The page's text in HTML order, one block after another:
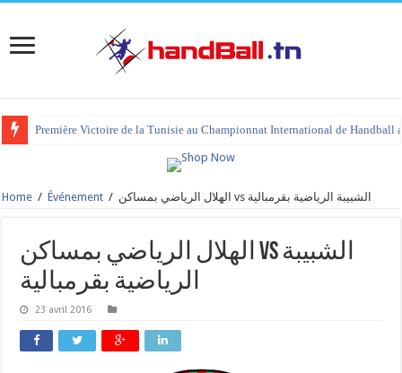
Première Victoire de la Tunisie au Championnat International de Handball
Home / Événement / الهلال الرياضي بمساكن vs الشبيبة الرياضية بقرمبالية
الهلال الرياضي بمساكن vs الشبيبة
الرياضية بقرمبالية
23 avril 2016